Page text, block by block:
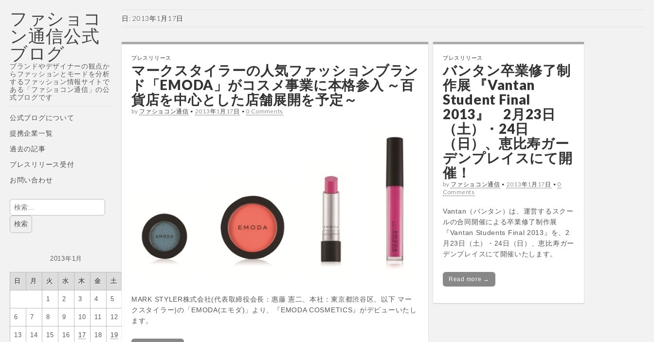
ファショコ
ン通信公式
ブログ
ブランドやデザイナーの観点か
らファッションとモードを分析
するファッション情報サイトで
ある「ファショコン通信」の公
式ブログです
Main
menu
Skip
content
公式ブログについて
提携企業一覧
過去の記事
プレスリリース受付
お問い合わせ
検
索:
2013年1月
日 月 火 水 木 金 土
1 2 3 4 5
6 7 8 9 10 11 12
13 14 15 16 17 18 19
日: 2013年1月17日
プレスリリース
マークスタイラーの人気ファッションブラン
ド「EMODA」がコスメ事業に本格参入 ～百
貨店を中心とした店舗展開を予定～
by ファショコン通信 • 2013年1月17日 • 0 Comments
MARK STYLER株式会社(代表取締役会長：惠藤 憲二、本社：東京都渋谷区、以下 マー
クスタイラー)の「EMODA(エモダ)」より、『EMODA COSMETICS』がデビューいたし
ます。
プレスリリース
バンタン卒業修了制
作展 『Vantan
Student Final
2013』 2月23日
（土）・24日
（日）、恵比寿ガー
デンプレイスにて開
催！
by ファショコン通信 • 2013年1月17日 • 0
Comments
Vantan（バンタン）は、運営するスクー
ルの合同開催による卒業修了制作展
『Vantan Students Final 2013』を、2
月23日（土）・24日（日）、恵比寿ガー
デンプレイスにて開催いたします。
Read more →